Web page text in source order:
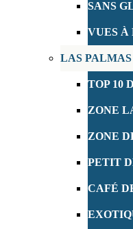
SANS
VUES À
LAS PALMAS
TOP 10
ZONE
ZONE
PETIT
CAFÉ